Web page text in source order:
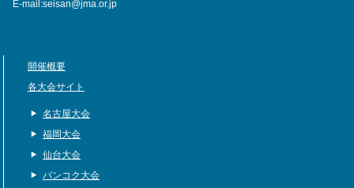
E-mail:seisan@jma.or.jp
開催概要
各大会サイト
名古屋大会
福岡大会
仙台大会
バンコク大会